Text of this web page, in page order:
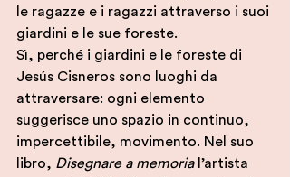
le ragazze e i ragazzi attraverso i suoi
giardini e le sue foreste.
Sì, perché i giardini e le foreste di
Jesús Cisneros sono luoghi da
attraversare: ogni elemento
suggerisce uno spazio in continuo,
impercettibile, movimento. Nel suo
libro, Disegnare a memoria l’artista